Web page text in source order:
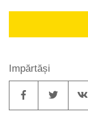
Impărtăși